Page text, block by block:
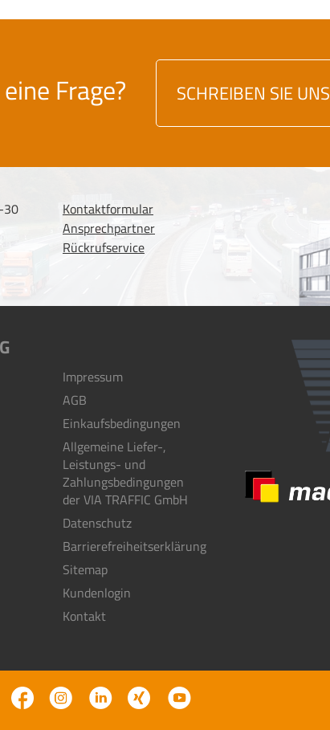
Frage? SCHREIBEN SIE UNS
30
Kontaktformular
Ansprechpartner
Rückrufservice
Impressum
AGB
Einkaufsbedingungen
Allgemeine Liefer-,
Leistungs- und
Zahlungsbedingungen
der VIA TRAFFIC GmbH
Datenschutz
Barrierefreiheitserklärung
Sitemap
Kundenlogin
Kontakt